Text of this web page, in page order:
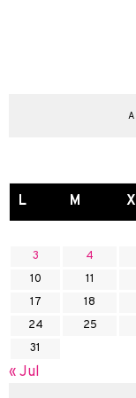
L M X
3
4
10
11
17
18
24
25
31
« Jul